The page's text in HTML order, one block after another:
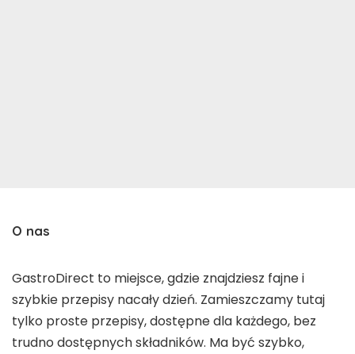
O nas
GastroDirect to miejsce, gdzie znajdziesz fajne i
szybkie przepisy nacały dzień. Zamieszczamy tutaj
tylko proste przepisy, dostępne dla każdego, bez
trudno dostępnych składników. Ma być szybko,